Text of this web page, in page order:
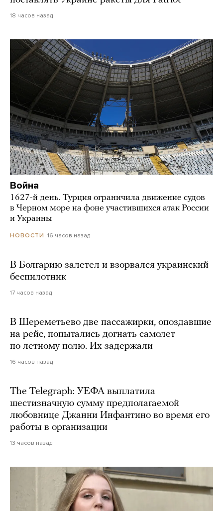
18 часов назад
Война
1627-й день. Турция ограничила движение судов
в Черном море на фоне участившихся атак России
и Украины
НОВОСТИ 16 часов назад
В Болгарию залетел и взорвался украинский
беспилотник
17 часов назад
В Шереметьево две пассажирки, опоздавшие
на рейс, попытались догнать самолет
по летному полю. Их задержали
16 часов назад
The Telegraph: УЕФА выплатила
шестизначную сумму предполагаемой
любовнице Джанни Инфантино во время его
работы в организации
13 часов назад